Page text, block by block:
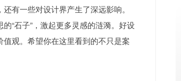
有一些对设计界产生了深远影响。
“石子”，激起更多灵感的涟漪。好设
观。希望你在这里看到的不只是案